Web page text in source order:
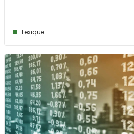
Lexique